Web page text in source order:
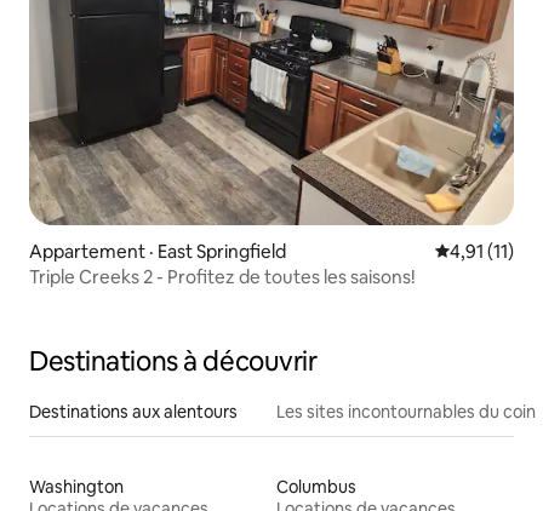
Appartement · East Springfield Note
4,91 (11)
Triple Creeks 2 - Profitez de toutes les saisons!
Destinations à découvrir
Destinations aux alentours Les sites incontournables du coin
Washington
Columbus